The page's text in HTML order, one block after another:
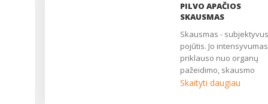
PILVO APAČIOS
SKAUSMAS
Skausmas - subjektyvus
pojūtis. Jo intensyvumas
priklauso nuo organų
pažeidimo, skausmo
slenksčio, centrinės
Skaityti daugiau